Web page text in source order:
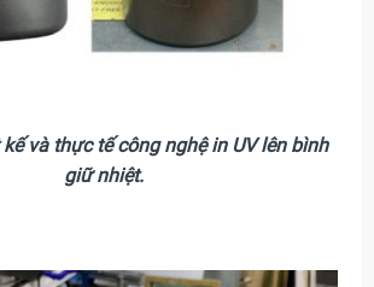
và thực tế công nghệ in UV lên bình
giữ nhiệt.